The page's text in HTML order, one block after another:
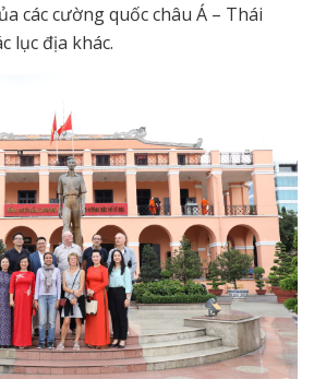
các cường quốc châu Á – Thái
lục địa khác.